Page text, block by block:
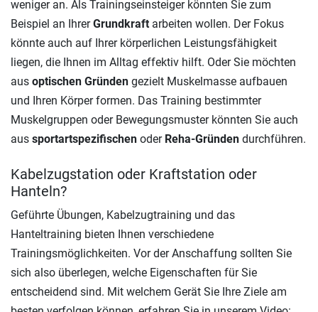
weniger an. Als Trainingseinsteiger könnten Sie zum
Beispiel an IhrerGrundkraft arbeiten wollen. Der Fokus
könnte auch auf Ihrer körperlichen Leistungsfähigkeit
liegen, die Ihnen im Alltag effektiv hilft. Oder Sie möchten
aus optischen Gründen gezielt Muskelmasse aufbauen
und Ihren Körper formen. Das Training bestimmter
Muskelgruppen oder Bewegungsmuster könnten Sie auch
aus sportartspezifischen oder Reha-Gründen durchführen.
Kabelzugstation oder Kraftstation oder
Hanteln?
Geführte Übungen, Kabelzugtraining und das
Hanteltraining bieten Ihnen verschiedene
Trainingsmöglichkeiten. Vor der Anschaffung sollten Sie
sich also überlegen, welche Eigenschaften für Sie
entscheidend sind. Mit welchem Gerät Sie Ihre Ziele am